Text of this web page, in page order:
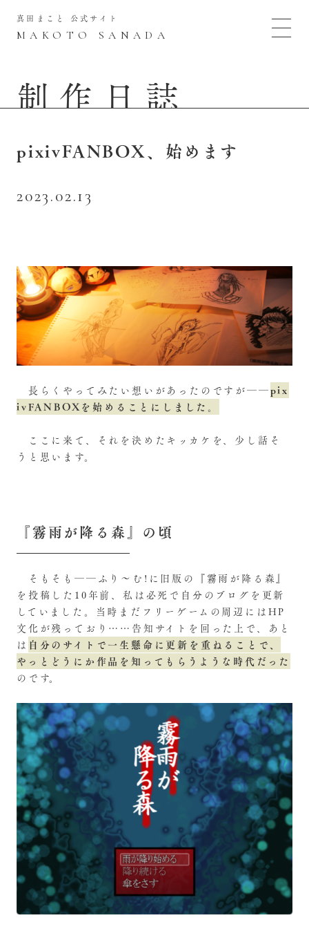
真田まこと 公式サイト
MAKOTO SANADA
制作日誌
pixivFANBOX、始めます
2023.02.13
長らくやってみたい想いがあったのですが――pix
ivFANBOXを始めることにしました。
ここに来て、それを決めたキッカケを、少し話そ
うと思います。
『霧雨が降る森』の頃
そもそも――ふり～む!に旧版の『霧雨が降る森』
を投稿した10年前、私は必死で自分のブログを更新
していました。当時まだフリーゲームの周辺にはHP
文化が残っており……告知サイトを回った上で、あと
は 自分のサイトで一生懸命に更新を重ねることで、
やっとどうにか作品を知ってもらうような時代だった
のです。